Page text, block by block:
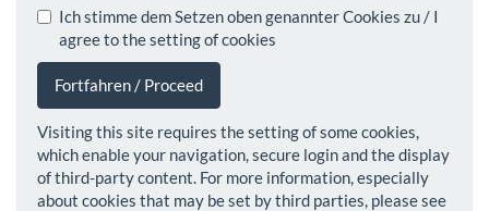
Ich stimme dem Setzen oben genannter Cookies zu / I
agree to the setting of cookies
Fortfahren / Proceed
Visiting this site requires the setting of some cookies,
which enable your navigation, secure login and the display
of third-party content. For more information, especially
about cookies that may be set by third parties, please see